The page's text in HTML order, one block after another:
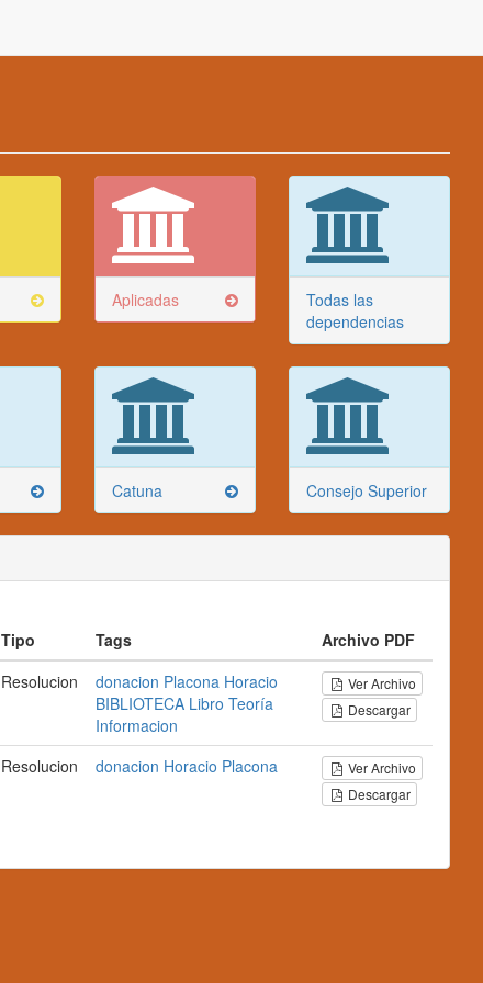
Aplicadas
Todas las
dependencias
Catuna Consejo Superior
Tipo Tags
Archivo PDF
Resolucion donacion Placona Horacio
BIBLIOTECA Libro Teoría
Informacion
Ver Archivo
Descargar
Resolucion donacion Horacio Placona
Ver Archivo
Descargar